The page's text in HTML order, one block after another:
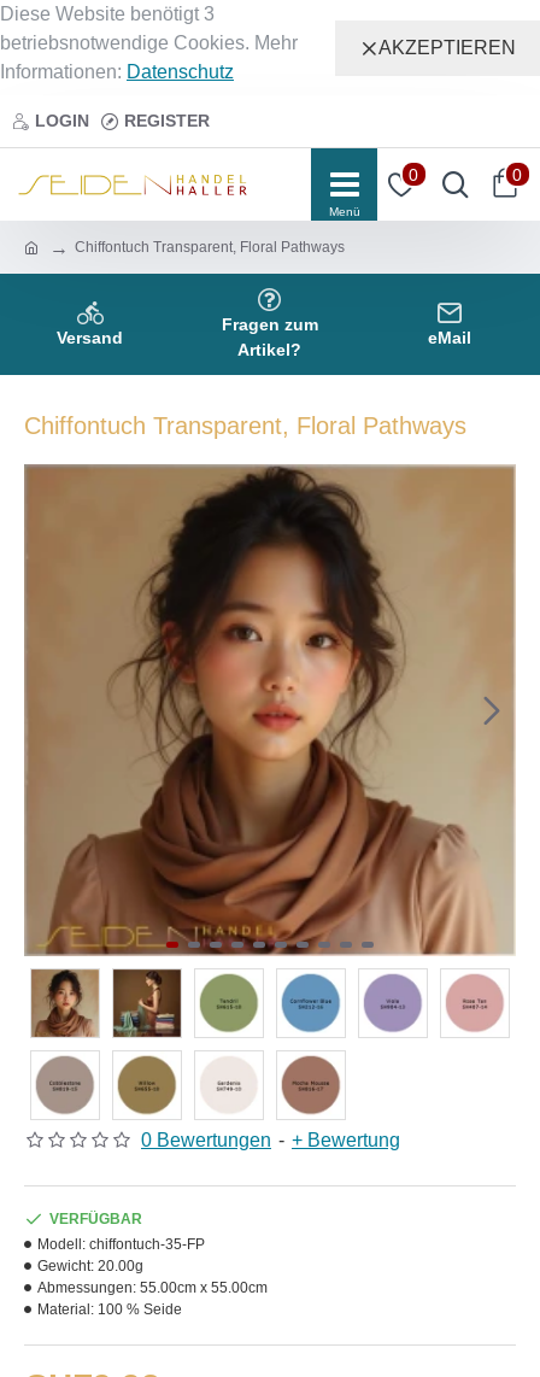
Diese Website benötigt 3
betriebsnotwendige Cookies. Mehr
Informationen: Datenschutz
AKZEPTIEREN
LOGIN REGISTER
0 0
Chiffontuch Transparent, Floral Pathways
Versand
Fragen zum
Artikel?
eMail
Chiffontuch Transparent, Floral Pathways
0 Bewertungen - + Bewertung
VERFÜGBAR
Modell: chiffontuch-35-FP
Gewicht: 20.00g
Abmessungen: 55.00cm x 55.00cm
Material: 100 % Seide